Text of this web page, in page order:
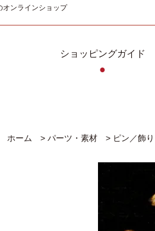
オンラインショップ
ショッピングガイド
●
ホーム > パーツ・素材 > ピン／飾